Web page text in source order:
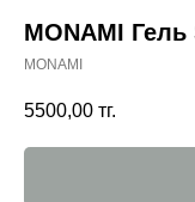
MONAMI
MONAMI
5500,00 тг.